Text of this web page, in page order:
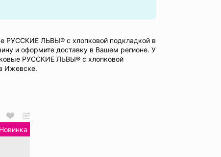
РУССКИЕ ЛЬВЫ® с хлопковой подкладкой в
и оформите доставку в Вашем регионе. У
РУССКИЕ ЛЬВЫ® с хлопковой
Ижевске.
Новинка